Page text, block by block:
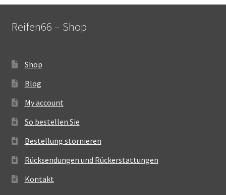
Reifen66 – Shop
Shop
Blog
My account
So bestellen Sie
Bestellung stornieren
Rücksendungen und Rückerstattungen
Kontakt